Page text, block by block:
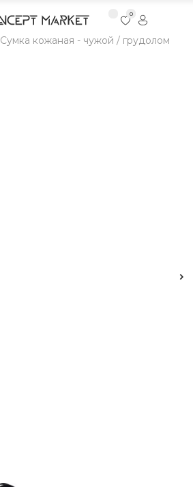
0
Сумка кожаная - чужой / грудолом